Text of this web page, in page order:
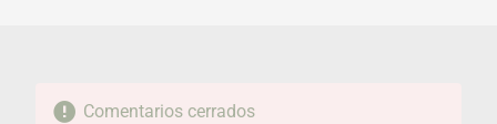
Comentarios cerrados